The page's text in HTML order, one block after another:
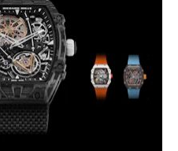
シャール・ミルとナダル